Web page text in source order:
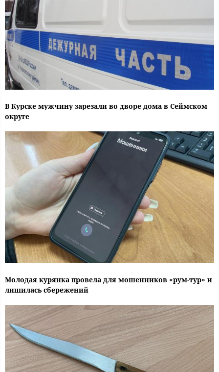
В Курске мужчину зарезали во дворе дома в Сеймском
округе
Молодая курянка провела для мошенников «рум-тур» и
лишилась сбережений